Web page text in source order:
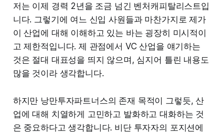
저는 이제 경력 2년을 조금 넘긴 벤처캐피탈리스트입
니다. 그렇기에 여느 신입 사원들과 마찬가지로 제가
이 산업에 대해 이해하고 있는 바는 굉장히 미시적이
고 제한적입니다. 제 관점에서 VC 산업을 얘기하는
것은 절대 대표성을 띄지 않으며, 심지어 틀린 내용도
많을 것이라 생각합니다.
하지만 낭만투자파트너스의 존재 목적이 그렇듯, 산
업에 대해 치열하게 고민하고 발화하고 대화하는 것
은 중요하다고 생각합니다. 비단 투자자의 포지션에